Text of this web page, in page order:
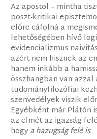
Az apostol – mintha
poszt-kritikai
előre cáfolná a
lehetőségében hívő
evidencializmus
azért nem hisznek az
hanem inkább a
összhangban van azzal
tudományfilozófiai
szenvedélyek viszik
Egyébként már Plátón
az elmét az igazság
hogya hazugság felé is.